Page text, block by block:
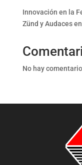
Innovación en la
Zünd y Audaces
No hay